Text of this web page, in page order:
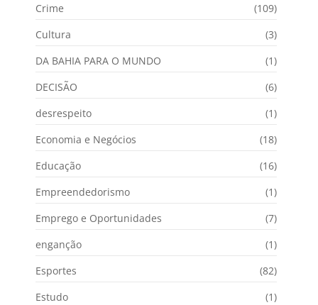
Crime
(109)
Cultura
(3)
DA BAHIA PARA O MUNDO
(1)
DECISÃO
(6)
desrespeito
(1)
Economia e Negócios
(18)
Educação
(16)
Empreendedorismo
(1)
Emprego e Oportunidades
(7)
enganção
(1)
Esportes
(82)
Estudo
(1)